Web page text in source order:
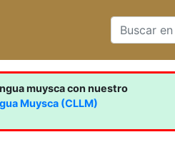
muysca con nuestro
Muysca (CLLM)